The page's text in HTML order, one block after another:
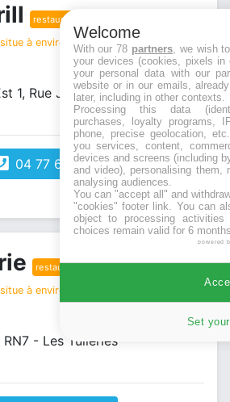
restaurant
à environ 2 km de votre recherche
1, Rue Jean de la Fontaine
04 77 67 74 64
restaurant
à environ 2 km de votre recherche
RN7 - Les Tuileries
Welcome
With our 78 partners, we wish
your devices (cookies, pixels
your personal data with our
website or in our emails,
later, including in other contexts.
Processing this data
purchases, loyalty programs,
phone, precise geolocation,
you services, content,
devices and screens (including
and video), personalising them,
analysing audiences.
You can "accept all" and
"cookies" footer link . You can
object to processing
choices remain valid for 6
powered
Set